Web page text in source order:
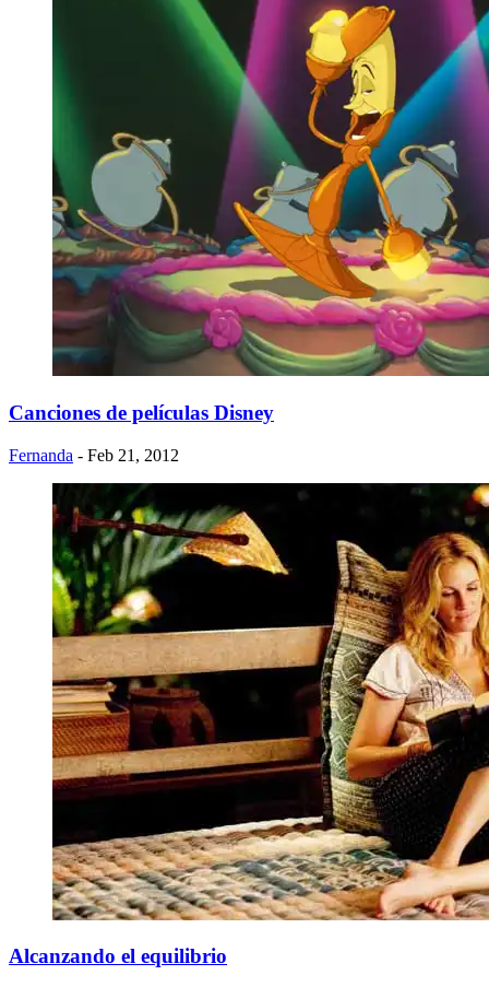
Canciones de películas Disney
Fernanda - Feb 21, 2012
Alcanzando el equilibrio